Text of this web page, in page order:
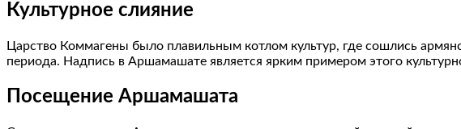
Культурное слияние
Царство Коммагены было плавильным котлом культур, где сошлись
периода. Надпись в Аршамашате является ярким примером этого
Посещение Аршамашата